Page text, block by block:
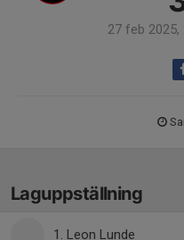
27 feb 2025,
Laguppställning
1. Leon Lunde